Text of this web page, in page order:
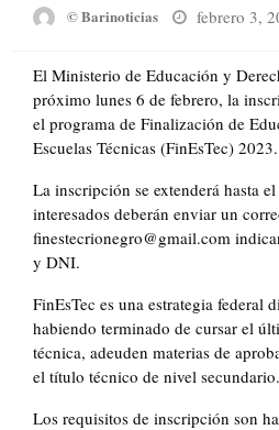
© Barinoticias
Posted
febrero 3,
El Ministerio de Educación y
próximo lunes 6 de febrero, la
el programa de Finalización de
Escuelas Técnicas (FinEsTec) 2023.
La inscripción se extenderá hasta
interesados deberán enviar un
finestecrionegro@gmail.com
y DNI.
FinEsTec es una estrategia federal
habiendo terminado de cursar el
técnica, adeuden materias de
el título técnico de nivel secundario.
Los requisitos de inscripción son